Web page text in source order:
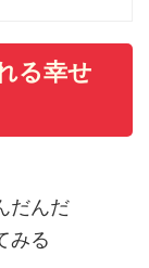
る幸せ
だんだ
みる